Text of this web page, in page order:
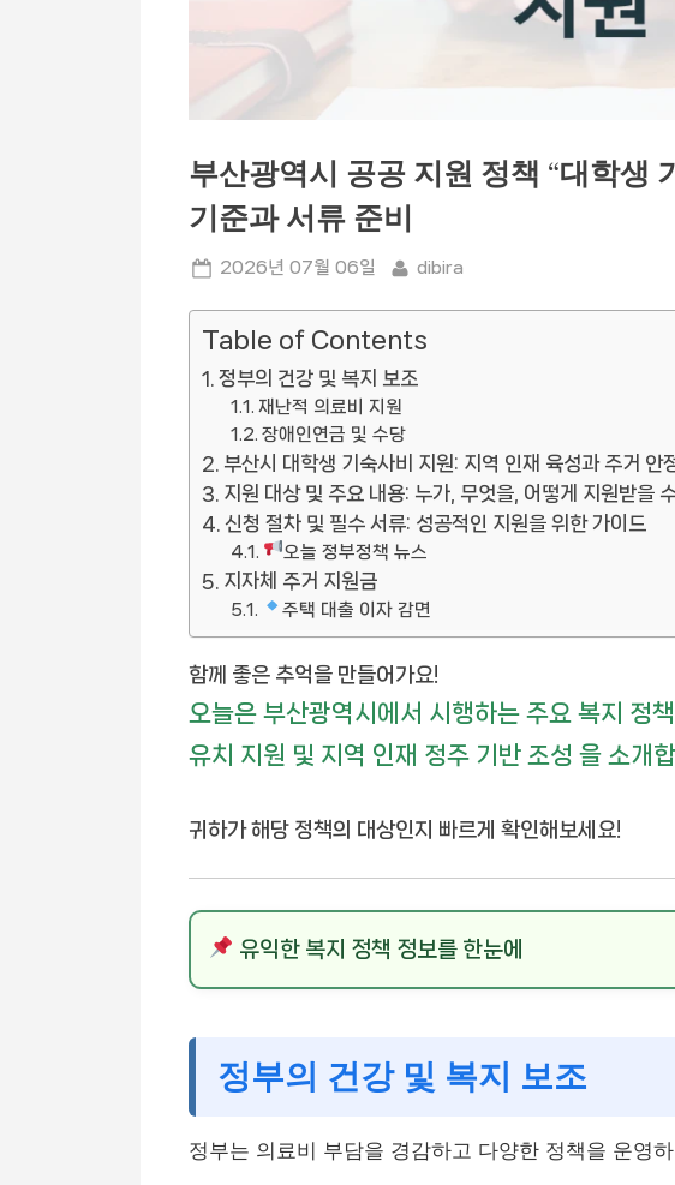
부산광역시 공공 지원 정책 “대학생
기준과 서류 준비
Posted
2026년 07월 06일 By
dibira
Table of Contents
정부의 건강 및 복지 보조
재난적 의료비 지원
장애인연금 및 수당
부산시 대학생 기숙사비 지원: 지역 인재 육성과 주거 안
지원 대상 및 주요 내용: 누가, 무엇을, 어떻게 지원받을
신청 절차 및 필수 서류: 성공적인 지원을 위한 가이드
오늘 정부정책 뉴스
지자체 주거 지원금
주택 대출 이자 감면
함께 좋은 추억을 만들어가요!
오늘은 부산광역시에서 시행하는 주요 복지 정
유치 지원 및 지역 인재 정주 기반 조성 을 소개
귀하가 해당 정책의 대상인지 빠르게 확인해보세요!
유익한 복지 정책 정보를 한눈에
정부의 건강 및 복지 보조
정부는 의료비 부담을 경감하고 다양한 정책을 운영